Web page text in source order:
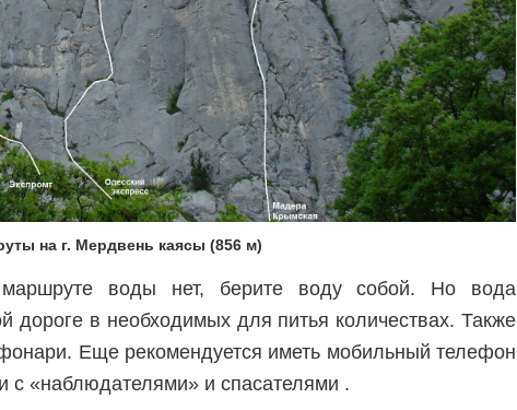
на г. Мердвень каясы (856 м)
воды нет, берите воду собой. Но вода
дороге в необходимых для питья количествах. Также
Еще рекомендуется иметь мобильный телефон
с «наблюдателями» и спасателями .